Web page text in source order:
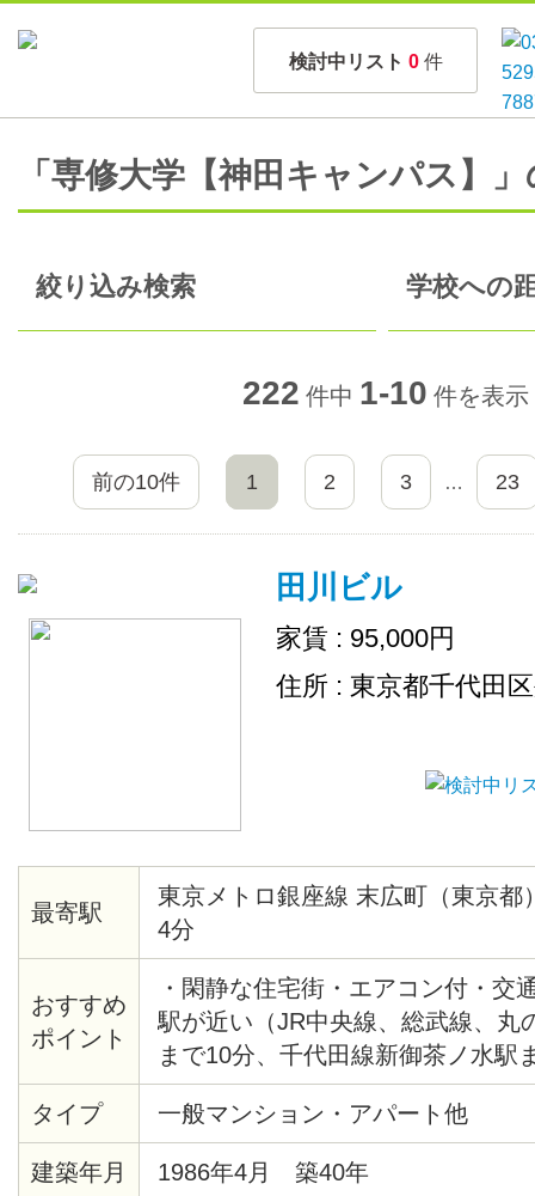
検討中リスト 0 件
「専修大学【神田キャンパス】
絞り込み検索 学校への
222 件中 1-10 件を表示
前の10件 1 2 3 … 23
田川ビル
家賃 : 95,000円
住所 : 東京都千代田
最寄駅
東京メトロ銀座線 末広町（東京
4分
おすすめ
ポイント
・閑静な住宅街・エアコン付・交
駅が近い（JR中央線、総武線、丸
まで10分、千代田線新御茶ノ水駅
末広町駅まで4分、千代田線湯島
エクスプレス、JR総武線秋葉原駅
タイプ 一般マンション・アパート他
建築年月 1986年4月 築40年